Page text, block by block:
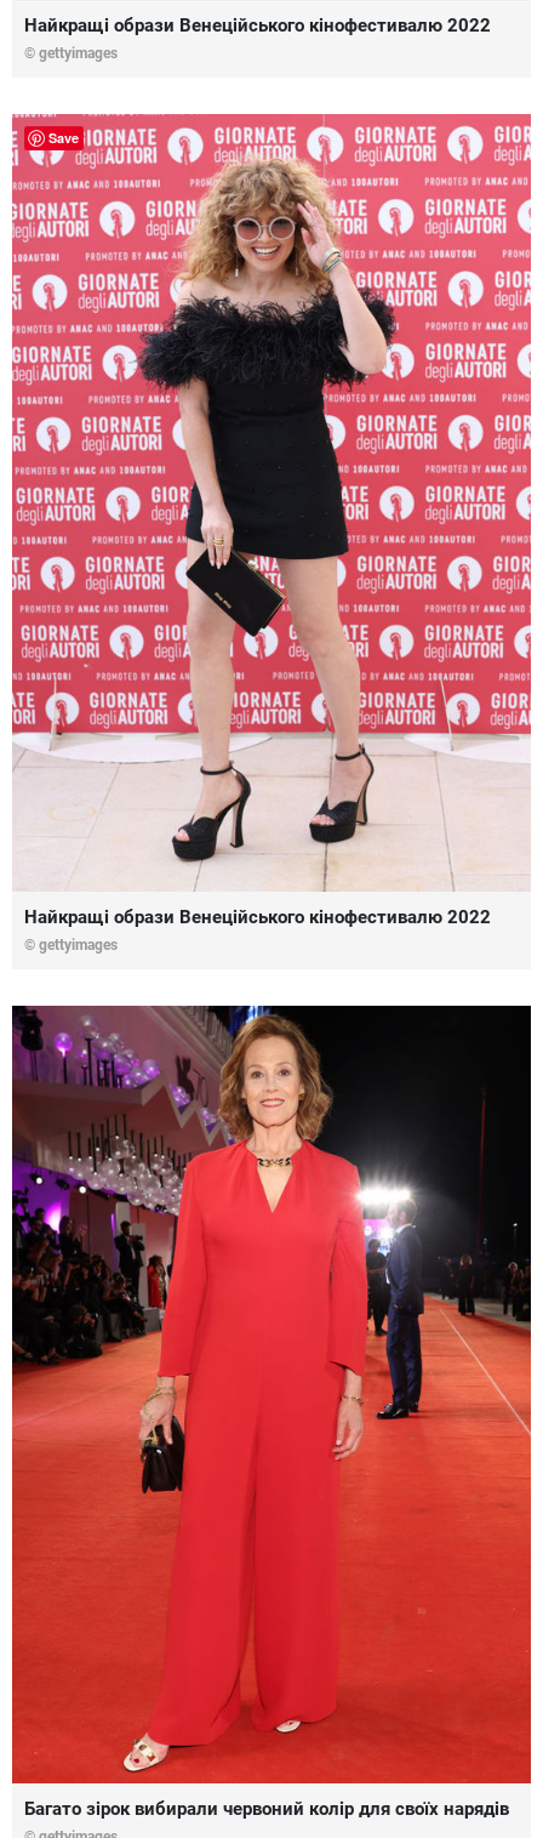
Найкращі образи Венеційського кінофестивалю 2022
© gettyimages
Найкращі образи Венеційського кінофестивалю 2022
© gettyimages
Багато зірок вибирали червоний колір для своїх нарядів
Save